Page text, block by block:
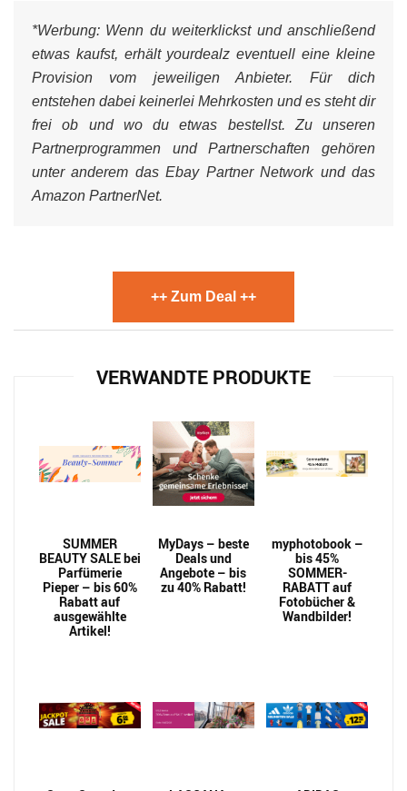
*Werbung: Wenn du weiterklickst und anschließend
etwas kaufst, erhält yourdealz eventuell eine kleine
Provision vom jeweiligen Anbieter. Für dich
entstehen dabei keinerlei Mehrkosten und es steht dir
frei ob und wo du etwas bestellst. Zu unseren
Partnerprogrammen und Partnerschaften gehören
unter anderem das Ebay Partner Network und das
Amazon PartnerNet.
++ Zum Deal ++
VERWANDTE PRODUKTE
SUMMER
BEAUTY SALE bei
Parfümerie
Pieper – bis 60%
Rabatt auf
ausgewählte
Artikel!
MyDays – beste
Deals und
Angebote – bis
zu 40% Rabatt!
myphotobook –
bis 45%
SOMMER-
RABATT auf
Fotobücher &
Wandbilder!